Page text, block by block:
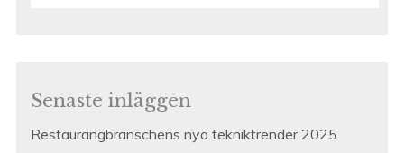
Senaste inläggen
Restaurangbranschens nya tekniktrender 2025